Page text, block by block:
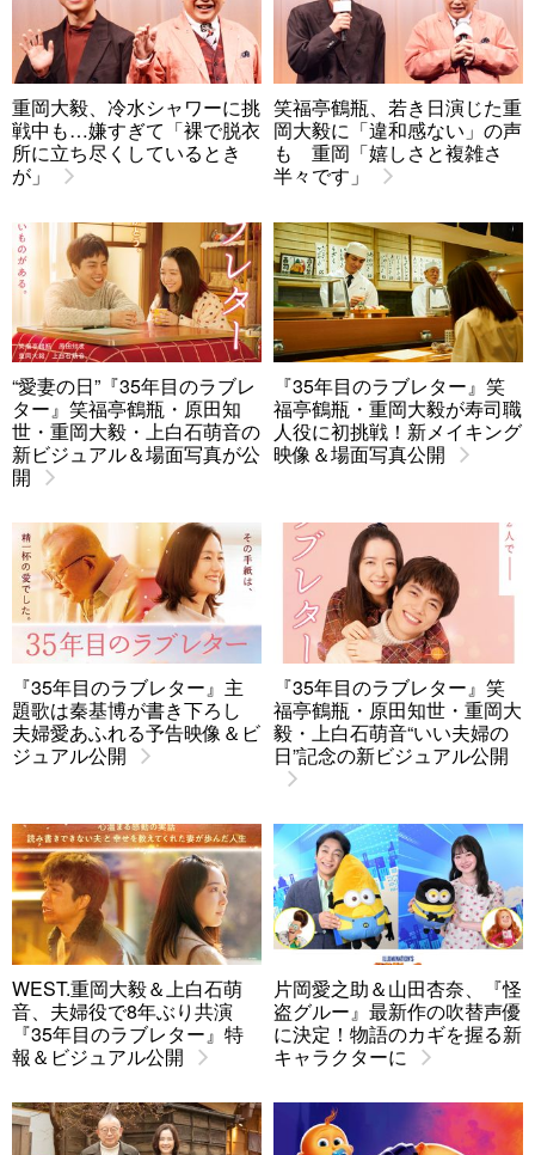
重岡大毅、冷水シャワーに挑
戦中も…嫌すぎて「裸で脱衣
所に立ち尽くしているとき
が」
笑福亭鶴瓶、若き日演じた重
岡大毅に「違和感ない」の声
も 重岡「嬉しさと複雑さ
半々です」
“愛妻の日”『35年目のラブレ
ター』笑福亭鶴瓶・原田知
世・重岡大毅・上白石萌音の
新ビジュアル＆場面写真が公
開
『35年目のラブレター』笑
福亭鶴瓶・重岡大毅が寿司職
人役に初挑戦！新メイキング
映像＆場面写真公開
『35年目のラブレター』主
題歌は秦基博が書き下ろし
夫婦愛あふれる予告映像＆ビ
ジュアル公開
『35年目のラブレター』笑
福亭鶴瓶・原田知世・重岡大
毅・上白石萌音“いい夫婦の
日”記念の新ビジュアル公開
WEST.重岡大毅＆上白石萌
音、夫婦役で8年ぶり共演
『35年目のラブレター』特
報＆ビジュアル公開
片岡愛之助＆山田杏奈、『怪
盗グルー』最新作の吹替声優
に決定！物語のカギを握る新
キャラクターに